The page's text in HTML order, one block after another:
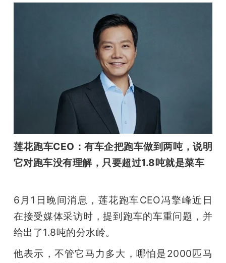
莲花跑车CEO：有车企把跑车做到两吨，说明
它对跑车没有理解，只要超过1.8吨就是菜车
6月1日晚间消息，莲花跑车CEO冯擎峰近日
在接受媒体采访时，提到跑车的车重问题，并
给出了1.8吨的分水岭。
他表示，不管它马力多大，哪怕是2000匹马